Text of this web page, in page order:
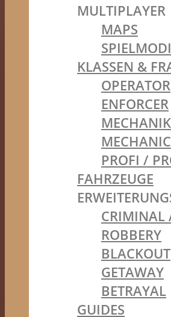
MULTIPLAYER
MAPS
SPIELMODI
KLASSEN &
OPERATOR
ENFORCER
MECHANIC
PROFI /
FAHRZEUGE
CRIMINAL
ROBBERY
BLACKOUT
GETAWAY
BETRAYAL
GUIDES